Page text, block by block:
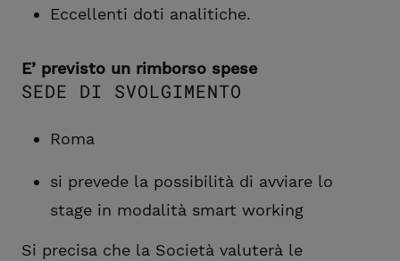
Eccellenti doti analitiche.
E’ previsto un rimborso spese
SEDE DI SVOLGIMENTO
Roma
si prevede la possibilità di avviare lo
stage in modalità smart working
Si precisa che la Società valuterà le